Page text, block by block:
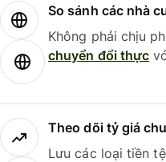
So sánh các nhà
Không phải chịu
chuyển đổi thực
Theo dõi tỷ giá
Lưu các loại tiền